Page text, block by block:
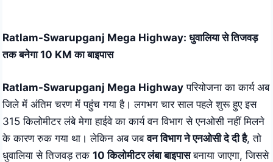
content
Ratlam-Swarupganj Mega Highway: धुवालिया से तिजवड़
तक बनेगा 10 KM का बाइपास
Ratlam-Swarupganj Mega Highway परियोजना का कार्य अब
जिले में अंतिम चरण में पहुंच गया है। लगभग चार साल पहले शुरू हुए इस
315 किलोमीटर लंबे मेगा हाईवे का कार्य वन विभाग से एनओसी नहीं मिलने
के कारण रुक गया था। लेकिन अब जबवन विभाग ने एनओसी दे दी है, तो
धुवालिया से तिजवड़ तक 10 किलोमीटर लंबा बाइपासबनाया जाएगा, जिससे